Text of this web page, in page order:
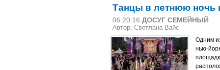
Танцы в летнюю ночь
06.20.16 ДОСУГ СЕМЕЙНЫЙ
Автор: Светлана Вайс
Одним
нью-